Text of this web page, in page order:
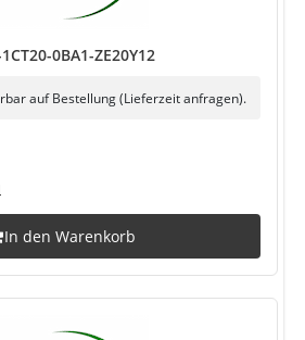
0BA1-ZE20Y12
auf Bestellung (Lieferzeit anfragen).
In den Warenkorb